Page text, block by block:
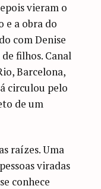
vieram o
e a obra do
com Denise
filhos. Canal
Barcelona,
circulou pelo
de um
raízes. Uma
viradas
conhece